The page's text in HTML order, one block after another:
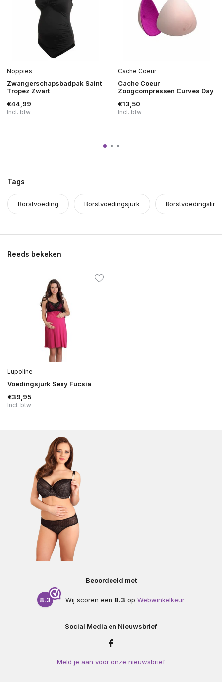
Noppies
Zwangerschapsbadpak Saint
Tropez Zwart
€44,99
Incl. btw
Cache Coeur
Cache Coeur
Zoogcompressen Curves Day
€13,50
Incl. btw
Tags
Borstvoeding Borstvoedingsjurk
Reeds bekeken
Lupoline
Voedingsjurk Sexy Fucsia
€39,95
Incl. btw
Beoordeeld met
8.3 Wij scoren een 8.3 op Webwinkelkeur
Social Media en Nieuwsbrief
Meld je aan voor onze nieuwsbrief